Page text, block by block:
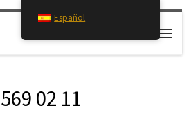
Search
02 11
Español